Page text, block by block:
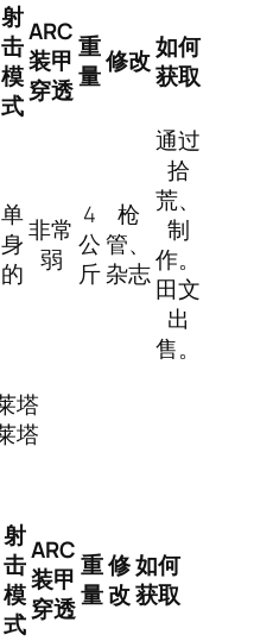
射
击
模
式
ARC
装甲
穿透
重
量修改如何
获取
单
身
的
非常
弱
4
公
斤
枪
管、
杂志
通过
拾
荒、
制
作。
田文
出
售。
射
击
模
式
ARC
装甲
穿透
重
量
修
改
如何
获取